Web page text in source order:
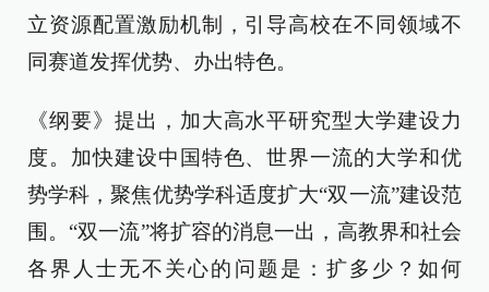
立资源配置激励机制，引导高校在不同领域不
同赛道发挥优势、办出特色。
《纲要》提出，加大高水平研究型大学建设力
度。加快建设中国特色、世界一流的大学和优
势学科，聚焦优势学科适度扩大“双一流”建设范
围。“双一流”将扩容的消息一出，高教界和社会
各界人士无不关心的问题是：扩多少？如何